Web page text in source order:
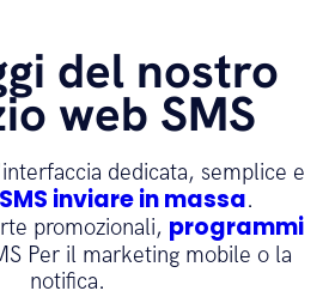
del nostro
web SMS
dedicata, semplice e
SMS inviare in massa.
promozionali, programmi
Per il marketing mobile o la
notifica.